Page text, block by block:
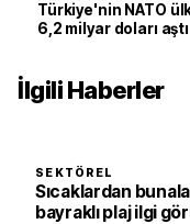
Türkiye'nin NATO
6,2 milyar doları
İlgili Haberler
SEKTÖREL
Sıcaklardan
bayraklı plaj ilgi